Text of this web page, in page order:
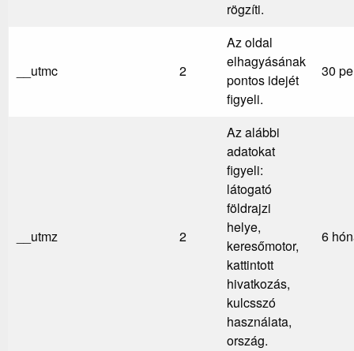
rögzíti.
__utmc 2
Az oldal
elhagyásának
pontos idejét
figyeli.
30
__utmz 2
Az alábbi
adatokat
figyeli:
látogató
földrajzi
helye,
keresőmotor,
kattintott
hivatkozás,
kulcsszó
használata,
ország.
6